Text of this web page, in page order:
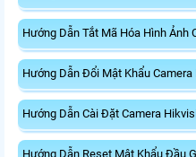
Hướng Dẫn Tắt Mã Hóa Hình Ảnh
Hướng Dẫn Đổi Mật Khẩu
Hướng Dẫn Cài Đặt Camera
Hướng Dẫn Reset Mật Khẩu Đầu